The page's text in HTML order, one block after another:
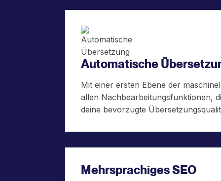
Automatische
Mit einer ersten Ebene der
allen Nachbearbeitungsfunktionen,
deine bevorzugte
Mehrsprachiges SEO